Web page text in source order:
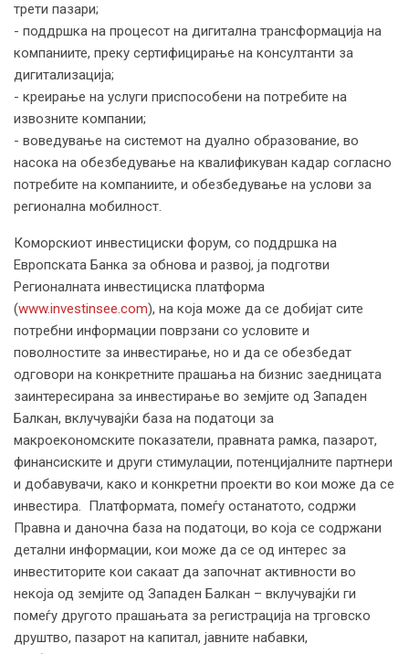
трети пазари;
- поддршка на процесот на дигитална трансформација на
компаниите, преку сертифицирање на консултанти за
дигитализација;
- креирање на услуги приспособени на потребите на
извозните компании;
- воведување на системот на дуално образование, во
насока на обезбедување на квалификуван кадар согласно
потребите на компаниите, и обезбедување на услови за
регионална мобилност.
Коморскиот инвестициски форум, со поддршка на
Европската Банка за обнова и развој, ја подготви
Регионалната инвестициска платформа
(www.investinsee.com), на која може да се добијат сите
потребни информации поврзани со условите и
поволностите за инвестирање, но и да се обезбедат
одговори на конкретните прашања на бизнис заедницата
заинтересирана за инвестирање во земјите од Западен
Балкан, вклучувајќи база на податоци за
макроекономските показатели, правната рамка, пазарот,
финансиските и други стимулации, потенцијалните партнери
и добавувачи, како и конкретни проекти во кои може да се
инвестира. Платформата, помеѓу останатото, содржи
Правна и даночна база на податоци, во која се содржани
детални информации, кои може да се од интерес за
инвеститорите кои сакаат да започнат активности во
некоја од земјите од Западен Балкан – вклучувајќи ги
помеѓу другото прашањата за регистрација на трговско
друштво, пазарот на капитал, јавните набавки,